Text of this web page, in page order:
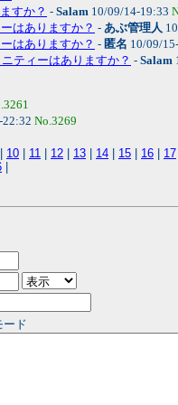
すか？ - Salam 10/09/14-19:33
はありますか？ - あぶ管理人
はありますか？ - 匿名 10/09/
ティーはありますか？ - Salam
No.3269
10 11 12 13 14 15 16 17
ード